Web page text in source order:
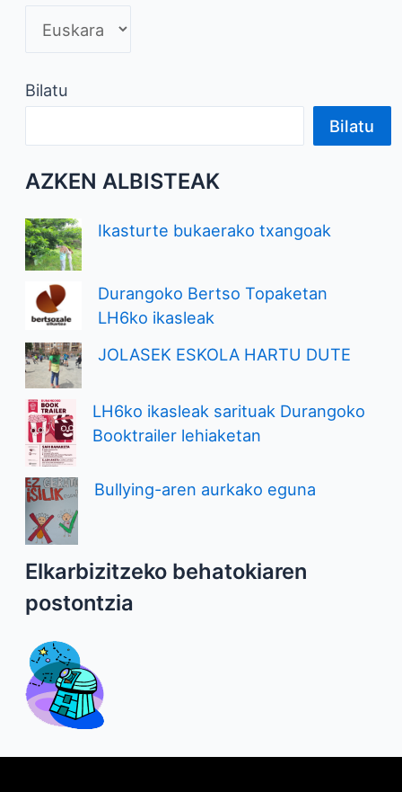
Bilatu
Bilatu
AZKEN ALBISTEAK
Ikasturte bukaerako txangoak
Durangoko Bertso Topaketan
LH6ko ikasleak
JOLASEK ESKOLA HARTU DUTE
LH6ko ikasleak sarituak Durangoko
Booktrailer lehiaketan
Bullying-aren aurkako eguna
Elkarbizitzeko behatokiaren
postontzia